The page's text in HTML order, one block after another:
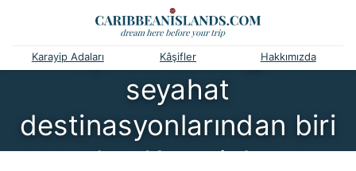
Karayip Adaları Kâşifler Hakkımızda
Dünyanın önde gelen
seyahat
destinasyonlarından biri
olan Karayipler